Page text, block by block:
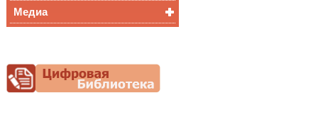
Снижение
документационной
нагрузки
Медиа